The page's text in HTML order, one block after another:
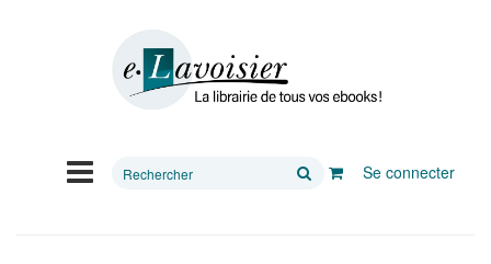
Rechercher
Se connecter